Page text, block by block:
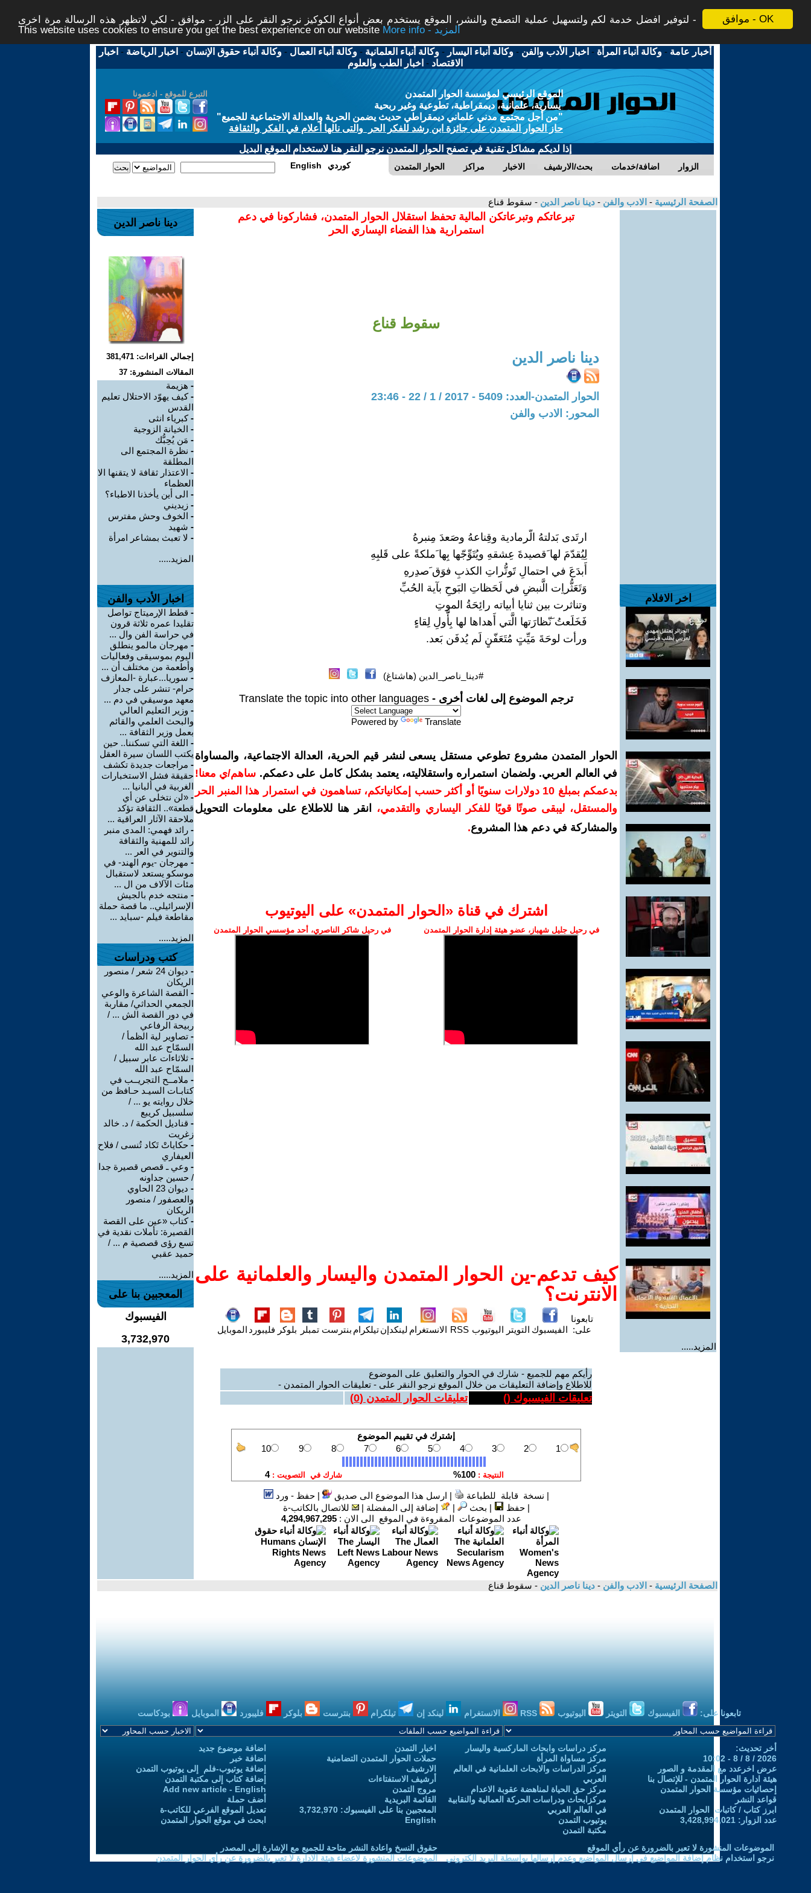
موافق - OK
لتوفير افضل خدمة لكم ولتسهيل عملية التصفح والنشر، الموقع يستخدم بعض أنواع الكوكيز نرجو النقر على الزر - موافق - لكي لاتظهر هذه الرسالة مرة اخرى -
This website uses cookies to ensure you get the best experience on our website
More info - المزيد
أخبار عامة -وكالة أنباء المرأة - اخبار الأدب والفن -وكالة أنباء اليسار -وكالة أنباء العلمانية -وكالة أنباء العمال -وكالة أنباء حقوق الإنسان - اخبار الرياضة - اخبار
الاقتصاد - اخبار الطب والعلوم
التبرع للموقع - ادعمونا
الموقع الرئيسي لمؤسسة الحوار المتمدن
يسارية، علمانية، ديمقراطية، تطوعية وغير ربحية
"من أجل مجتمع مدني علماني ديمقراطي حديث يضمن الحرية والعدالة الاجتماعية للجميع"
حاز الحوار المتمدن على جائزة ابن رشد للفكر الحر والتى نالها أعلام في الفكر والثقافة
إذا لديكم مشاكل تقنية في تصفح الحوار المتمدن نرجو النقر هنا لاستخدام الموقع البديل
الحوار المتمدن مراكز الاخبار بحث/الارشيف اضافة/خدمات الزوار English كوردي
الصفحة الرئيسية - الادب والفن - دينا ناصر الدين - سقوط قناع
اخر الافلام
المزيد.....
تبرعاتكم وتبرعاتكن المالية تحفظ استقلال الحوار المتمدن، فشاركونا في دعم
استمرارية هذا الفضاء اليساري الحر
سقوط قناع
دينا ناصر الدين
الحوار المتمدن-العدد: 5409 - 2017 / 1 / 22 - 23:46
المحور: الادب والفن
ارتَدى بَدلتهُ الَّرمادية وقِناعهُ وصَعدَ مِنبرهُ
لِيُقدّمَ لها َقصيدةَ عِشقهِ ويُتَوِّجّها بِها َملكةً على قَلبِهِ
أَبدَعَ في احتمالِ تََوتُّراتِ الكذبِ فوَق َصدِرهِ
وَتَعَثُّراِت الَّنبضِ في لَحَظاتِ البَوحِ بآية الحُبِّ
وتناثرت بين ثنايا أبياته رائِحَةُ الموتِ
فَخَلَعتُ َنّظارَتها الَّتي أَهداها لها بِأََّولِ لِقاءٍ
ورأت لوحَةَ مَيِّتٍ مُتَعَفّنٍ لَم يُدفَن بَعد.
#دينا_ناصر_الدين (هاشتاغ)
ترجم الموضوع إلى لغات أخرى - Translate the topic into other languages
Powered by Translate
الحوار المتمدن مشروع تطوعي مستقل يسعى لنشر قيم الحرية، العدالة الاجتماعية، والمساواة
في العالم العربي. ولضمان استمراره واستقلاليته، يعتمد بشكل كامل على دعمكم. ساهم/ي معنا!
بدعمكم بمبلغ 10 دولارات سنويًا أو أكثر حسب إمكانياتكم، تساهمون في استمرار هذا المنبر الحر
والمستقل، ليبقى صوتًا قويًا للفكر اليساري والتقدمي،
انقر هنا للاطلاع على معلومات التحويل
والمشاركة في دعم هذا المشروع.
اشترك في قناة ‫«الحوار المتمدن» على اليوتيوب
في رحيل جليل شهباز، عضو هيئة إدارة الحوار المتمدن في رحيل شاكر الناصري، أحد مؤسسي الحوار المتمدن
كيف تدعم-ين الحوار المتمدن واليسار والعلمانية على
الانترنت؟
تابعونا
على: الفيسبوك التويتر اليوتيوب RSS الانستغرام لينكدإنتيلكرام بنترست تمبلر بلوكر فليبورد الموبايل
رأيكم مهم للجميع - شارك في الحوار والتعليق على الموضوع
للاطلاع وإضافة التعليقات من خلال الموقع نرجو النقر على - تعليقات الحوار المتمدن -
تعليقات الفيسبوك () تعليقات الحوار المتمدن (0
)
| نسخة قابلة للطباعة | ارسل هذا الموضوع الى صديق |حفظ - ورد
|حفظ | بحث | إضافة إلى المفضلة |
للاتصال بالكاتب-ة
عدد الموضوعات المقروءة في الموقع الى الان : 4,294,967,295
دينا ناصر الدين
إجمالي القراءات: 381,471
المقالات المنشورة: 37
- هزيمة
-كيف يهوّد الاحتلال تعليم
القدس
-كبرياء انثى
- الخيانة الزوجية
- مَن يُحِبُّك
- نظرة المجتمع الى
المطلقة
- الاعتذار ثقافة لا يتقنها الا
العظماء
- الى أين يأخذنا الاطباء؟
- زيديني
- الخوف وحش مفترس
- شهيد
- لا تعبث بمشاعر امرأة
المزيد.....
اخبار الأدب والفن
- قطط الإرميتاج تواصل
تقليدا عمره ثلاثة قرون
في حراسة الفن وال ...
- مهرجان مالمو ينطلق
اليوم بموسيقى وفعاليات
وأطعمة من مختلف أن ...
- سوريا...عبارة -المعازف
حرام- تنشر على جدار
معهد موسيقي في دم ...
- وزير التعليم العالي
والبحث العلمي والقائم
بعمل وزير الثقافة ...
- اللغة التي تسكننا.. حين
يكتب اللسان سيرة العقل
- مراجعات جديدة تكشف
حقيقة فشل الاستخبارات
الغربية في ألبانيا ...
- «لن نتخلى عن أي
قطعة».. الثقافة تؤكد
ملاحقة الآثار العراقية ...
- رائد فهمي: المدى منبر
رائد للمهنية والثقافة
والتنوير في العر ...
- مهرجان -يوم الهند- في
موسكو يستعد لاستقبال
مئات الآلاف من ال ...
- منتجه خدم بالجيش
الإسرائيلي.. ما قصة حملة
مقاطعة فيلم -سبايد ...
المزيد.....
كتب ودراسات
-
ديوان 24 شعر / منصور
الريكان
- القصة الشاعرة والوعي
الجمعي الحداثي/ مقاربة
في دور القصة الش ... /
ربيحة الرفاعي
- تصاوير لية الظمأ /
السمّاح عبد الله
- ثلاثاءات عابر سبيل /
السمّاح عبد الله
- ملامــح التجريــب في
كتابـات السيـد حـافظ من
خلال روايته يو ... /
سلسبيل كريبع
- قناديل الحكمة / د. خالد
زغريت
- حكاياتْ تَكاد تُنسى / فلاح
العيفاري
- وعي ـ قصص قصيرة جدا
/ حسين جداونه
-
ديوان 23 الحاوي
والعصفور / منصور
الريكان
-كتاب «عين على القصة
القصيرة: تأملات نقدية في
تسع رؤى قصصية م ... /
حميد عقبي
المزيد.....
المعجبين بنا على
الفيسبوك
3,732,970
الصفحة الرئيسية - الادب والفن - دينا ناصر الدين - سقوط قناع
تابعونا على: الفيسبوك التويتر اليوتيوب الانستغرام لينكد إن تيلكرام بنترست بلوكر فليبورد الموبايل بودكاست
أخر تحديث:
2026 / 8 / 8 - 10:02
عرض اخرعدد مع المقدمة و الصور
هيئة ادارة الحوار المتمدن - للإتصال بنا
إحصائيات مؤسسة الحوار المتمدن
قواعد النشر
ابرز كتاب / كاتبات الحوار المتمدن
عدد الزوار: 3,428,994,021
مركز دراسات وابحاث الماركسية واليسار
مركز مساواة المرأة
مركز الدراسات والابحاث العلمانية في العالم
العربي
مركز حق الحياة لمناهضة عقوبة الاعدام
مركزابحاث ودراسات الحركة العمالية والنقابية
في العالم العربي
يوتيوب التمدن
مكتبة التمدن
اخبار التمدن
حملات الحوار المتمدن التضامنية
الارشيف
أرشيف الاستفتاءات
مروج التمدن
القائمة البريدية
المعجبين بنا على الفيسبوك: 3,732,970
English
اضافة موضوع جديد
اضافة خبر
إضافة يوتيوب-فلم إلى يوتيوب التمدن
إضافة كتاب إلى مكتبة التمدن
Add new article - English
أضف حملة
تعديل الموقع الفرعي للكاتب-ة
ابحث في موقع الحوار المتمدن
الموضوعات المنشورة لا تعبر بالضرورة عن رأي الموقع
نرجو استخدام نظام إضافة المواضيع في إرسال المواضيع وعدم إرسالها بواسطة البريد الكتروني
حقوق النسخ واعادة النشر متاحة للجميع مع الإشارة إلى المصدر
الموضوعات المنشورة لاعضاء هيئة الادارة لا تعبر بالضرورة عن رأي الحوار المتمدن